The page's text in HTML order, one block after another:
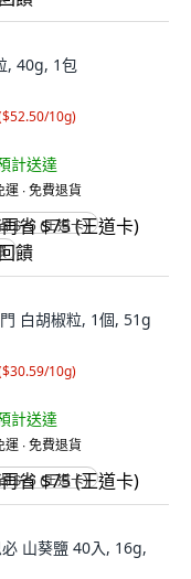
, 40g, 1包
$52.50/10g)
計送達
運 ∙ 免費退貨
$75 (王道卡)
白胡椒粒, 1個, 51g
$30.59/10g)
計送達
運 ∙ 免費退貨
$75 (王道卡)
山葵鹽 40入, 16g,